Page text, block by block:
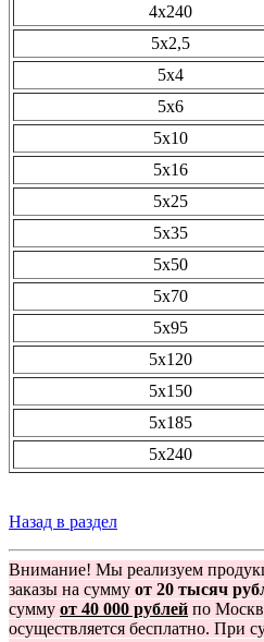
4х240
5х2,5
5х4
5х6
5х10
5х16
5х25
5х35
5х50
5х70
5х95
5х120
5х150
5х185
5х240
Назад в раздел
Внимание! Мы реализуем
заказы на сумму от 20 тысяч
сумму от 40 000 рублей по
осуществляется бесплатно. При